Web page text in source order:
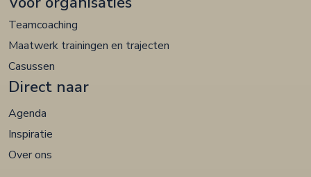
Teamcoaching
Maatwerk trainingen en trajecten
Casussen
Direct naar
Agenda
Inspiratie
Over ons